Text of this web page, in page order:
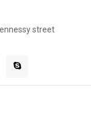
street